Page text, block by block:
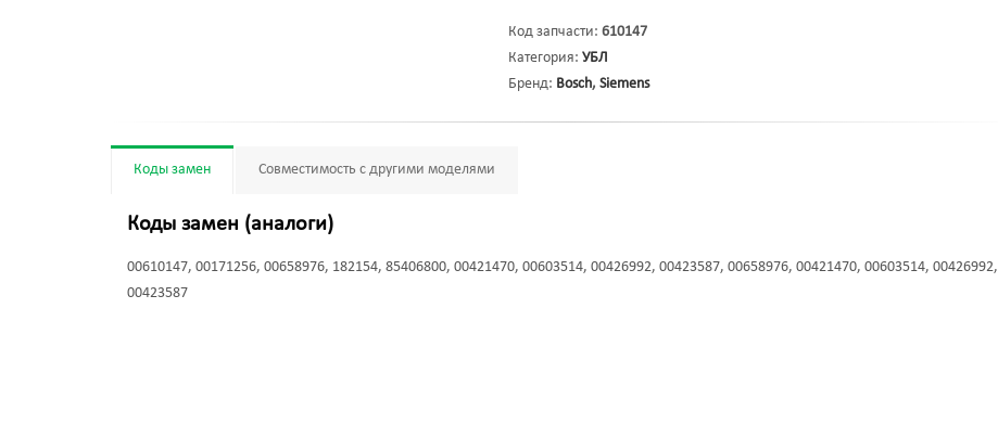
Код запчасти: 610147
Категория: УБЛ
Бренд: Bosch, Siemens
Коды замен Совместимость с другими моделями
Коды замен (аналоги)
00610147, 00171256, 00658976, 182154, 85406800, 00421470, 00603514, 00426992, 00423587, 00658976, 00421470, 00603514, 00426992,
00423587